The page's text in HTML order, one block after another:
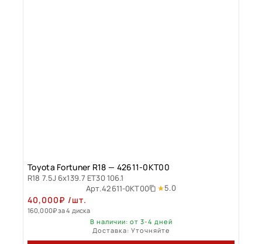
Toyota Fortuner R18 — 42611-0KT00
R18 7.5J 6x139.7 ET30 106.1
Арт.42611-0KT00 5.0
40,000₽ /шт.
160,000₽за 4 диска
В наличии: от 3-4 дней
Доставка: Уточняйте